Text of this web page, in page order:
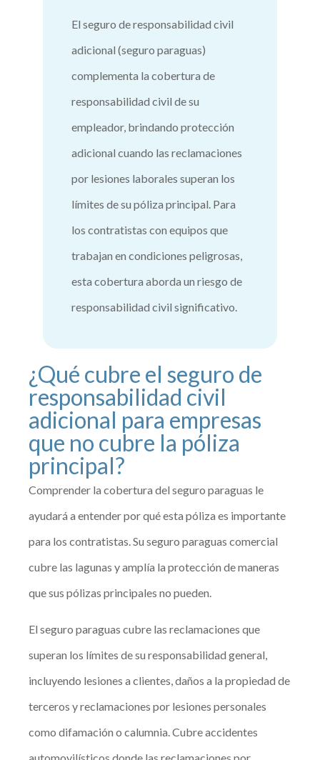
El seguro de responsabilidad civil
adicional (seguro paraguas)
complementa la cobertura de
responsabilidad civil de su
empleador, brindando protección
adicional cuando las reclamaciones
por lesiones laborales superan los
límites de su póliza principal. Para
los contratistas con equipos que
trabajan en condiciones peligrosas,
esta cobertura aborda un riesgo de
responsabilidad civil significativo.
¿Qué cubre el seguro de
responsabilidad civil
adicional para empresas
que no cubre la póliza
principal?
Comprender la cobertura del seguro paraguas le
ayudará a entender por qué esta póliza es importante
para los contratistas. Su seguro paraguas comercial
cubre las lagunas y amplía la protección de maneras
que sus pólizas principales no pueden.
El seguro paraguas cubre las reclamaciones que
superan los límites de su responsabilidad general,
incluyendo lesiones a clientes, daños a la propiedad de
terceros y reclamaciones por lesiones personales
como difamación o calumnia. Cubre accidentes
automovilísticos donde las reclamaciones por